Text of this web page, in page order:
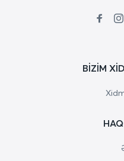
BIZIM